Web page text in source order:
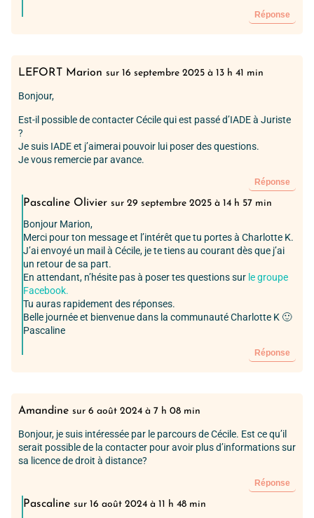
Réponse
LEFORT Marion sur 16 septembre 2025 à 13 h 41 min
Bonjour,
Est-il possible de contacter Cécile qui est passé d’IADE à Juriste
?
Je suis IADE et j’aimerai pouvoir lui poser des questions.
Je vous remercie par avance.
Réponse
Pascaline Olivier sur 29 septembre 2025 à 14 h 57 min
Bonjour Marion,
Merci pour ton message et l’intérêt que tu portes à Charlotte K.
J’ai envoyé un mail à Cécile, je te tiens au courant dès que j’ai
un retour de sa part.
En attendant, n’hésite pas à poser tes questions sur le groupe
Facebook.
Tu auras rapidement des réponses.
Belle journée et bienvenue dans la communauté Charlotte K 🙂
Pascaline
Réponse
Amandine sur 6 août 2024 à 7 h 08 min
Bonjour, je suis intéressée par le parcours de Cécile. Est ce qu’il
serait possible de la contacter pour avoir plus d’informations sur
sa licence de droit à distance?
Réponse
Pascaline sur 16 août 2024 à 11 h 48 min